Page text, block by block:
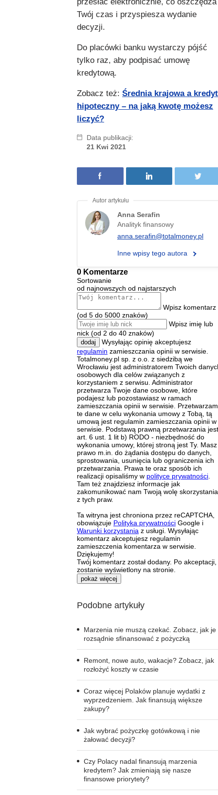
Twój czas i przyspiesza wydanie
decyzji.
Do placówki banku wystarczy pójść
tylko raz, aby podpisać umowę
kredytową.
Zobacz też: Średnia krajowa a kredyt
hipoteczny – na jaką kwotę możesz
liczyć?
Data publikacji:
21 Kwi 2021
Anna Serafin
Analityk finansowy
anna.serafin@totalmoney.pl
Inne wpisy tego autora
0 Komentarze
Sortowanie
od najnowszych od najstarszych
Wpisz komentarz
(od 5 do 5000 znaków)
Wpisz imię lub
nick (od 2 do 40 znaków)
dodaj
Wysyłając opinię akceptujesz
regulamin zamieszczania opinii w serwisie.
Totalmoney.pl sp. z o.o. z siedzibą we
Wrocławiu jest administratorem Twoich
osobowych dla celów związanych z
korzystaniem z serwisu. Administrator
przetwarza Twoje dane osobowe, które
podajesz lub pozostawiasz w ramach
zamieszczania opinii w serwisie.
te dane w celu wykonania umowy z Tobą, tą
umową jest regulamin zamieszczania opinii w
serwisie. Podstawą prawną przetwarzania jest
art. 6 ust. 1 lit b) RODO - niezbędność do
wykonania umowy, której stroną jest Ty. Masz
prawo m.in. do żądania dostępu do danych,
sprostowania, usunięcia lub ograniczenia ich
przetwarzania. Prawa te oraz sposób ich
realizacji opisaliśmy w polityce prywatności
Tam też znajdziesz informacje jak
zakomunikować nam Twoją wolę skorzystania
z tych praw.
Ta witryna jest chroniona przez reCAPTCHA,
obowiązuje Polityka prywatności Google i
Warunki korzystania z usługi. Wysyłając
komentarz akceptujesz regulamin
zamieszczenia komentarza w serwisie.
Dziękujemy!
Twój komentarz został dodany. Po akceptacji,
zostanie wyświetlony na stronie.
pokaż więcej
Podobne artykuły
Marzenia nie muszą czekać. Zobacz, jak je
rozsądnie sfinansować z pożyczką
Remont, nowe auto, wakacje? Zobacz, jak
rozłożyć koszty w czasie
Coraz więcej Polaków planuje wydatki z
wyprzedzeniem. Jak finansują większe
zakupy?
Jak wybrać pożyczkę gotówkową i nie
żałować decyzji?
Czy Polacy nadal finansują marzenia
kredytem? Jak zmieniają się nasze
finansowe priorytety?